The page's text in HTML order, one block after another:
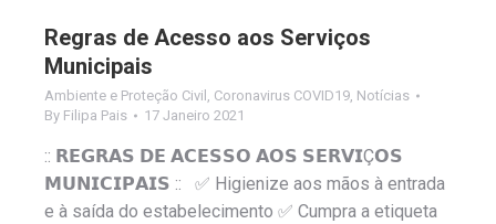
Regras de Acesso aos Serviços
Municipais
Ambiente e Proteção Civil , Coronavirus COVID19, Notícias
By Filipa Pais 17 Janeiro 2021
:: 𝗥𝗘𝗚𝗥𝗔𝗦 𝗗𝗘 𝗔𝗖𝗘𝗦𝗦𝗢 𝗔𝗢𝗦 𝗦𝗘𝗥𝗩𝗜Ç𝗢𝗦
𝗠𝗨𝗡𝗜𝗖𝗜𝗣𝗔𝗜𝗦 :: ✅ Higienize aos mãos à entrada
e à saída do estabelecimento ✅ Cumpra a etiqueta